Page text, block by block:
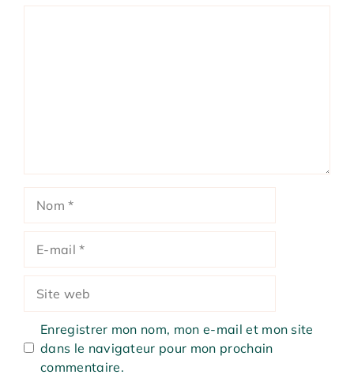
mail
web
Enregistrer mon nom, mon e-mail et mon site
dans le navigateur pour mon prochain
commentaire.